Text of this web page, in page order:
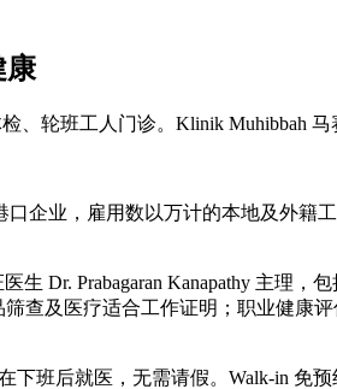
康
、轮班工人门诊。Klinik Muhibbah 马
企业，雇用数以万计的本地及外籍
Dr. Prabagaran Kanapathy 主理
查及医疗适合工作证明；职业健
下班后就医，无需请假。Walk-in 免